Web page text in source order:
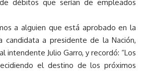
débitos que serían de empleados
a alguien que está aprobado en la
candidata a presidente de la Nación,
intendente Julio Garro, y recordó: “Los
el destino de los próximos